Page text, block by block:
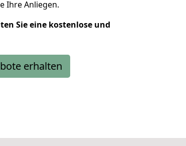
Ihre Anliegen.
Sie eine kostenlose und
erhalten